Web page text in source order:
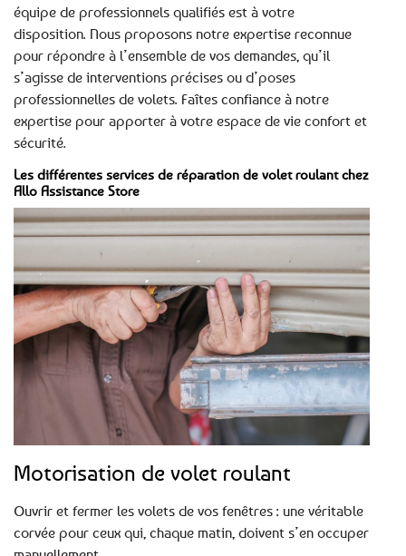
équipe de professionnels qualifiés est à votre
disposition. Nous proposons notre expertise reconnue
pour répondre à l’ensemble de vos demandes, qu’il
s’agisse de interventions précises ou d’poses
professionnelles de volets. Faîtes confiance à notre
expertise pour apporter à votre espace de vie confort et
sécurité.
Les différentes services de réparation de volet roulant chez
Allo Assistance Store
Motorisation de volet roulant
Ouvrir et fermer les volets de vos fenêtres : une véritable
corvée pour ceux qui, chaque matin, doivent s’en occuper